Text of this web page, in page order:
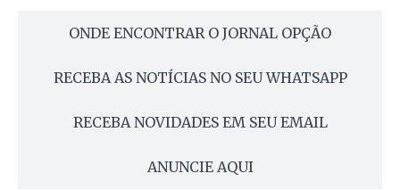
ONDE ENCONTRAR O JORNAL OPÇÃO
RECEBA AS NOTÍCIAS NO SEU WHATSAPP
RECEBA NOVIDADES EM SEU EMAIL
ANUNCIE AQUI